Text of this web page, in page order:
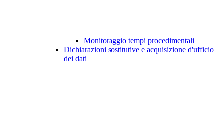
Monitoraggio tempi procedimentali
Dichiarazioni sostitutive e acquisizione d'ufficio
dei dati